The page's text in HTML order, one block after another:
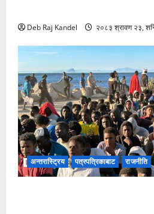
Deb Raj Kandel २०८३ श्रावण २३,
अन्तरास्ट्रिय पत्रपत्रिकाबाट राजनीति